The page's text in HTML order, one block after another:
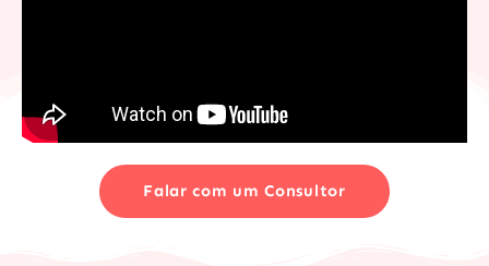
Falar com um Consultor